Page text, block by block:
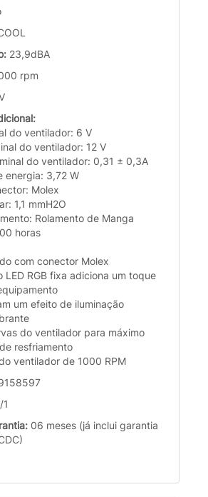
23,9dBA
rpm
do ventilador: 6 V
do ventilador: 12 V
do ventilador: 0,31 ± 0,3A
energia: 3,72 W
Molex
1,1 mmH2O
Rolamento de Manga
horas
com conector Molex
LED RGB fixa adiciona um toque
um efeito de iluminação
do ventilador para máximo
resfriamento
ventilador de 1000 RPM
1
06 meses (já inclui garantia